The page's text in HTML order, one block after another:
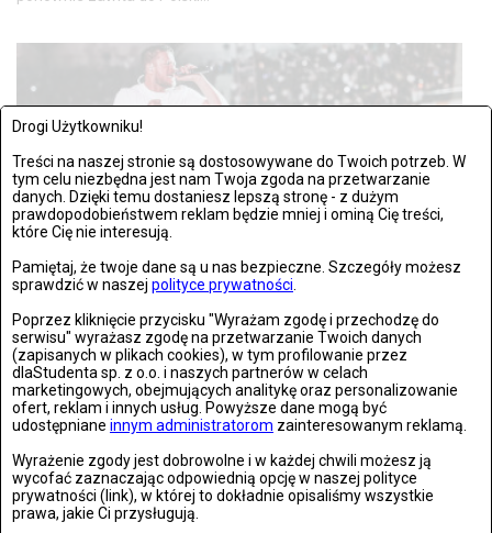
Drogi Użytkowniku!
Treści na naszej stronie są dostosowywane do Twoich potrzeb. W
tym celu niezbędna jest nam Twoja zgoda na przetwarzanie
danych. Dzięki temu dostaniesz lepszą stronę - z dużym
prawdopodobieństwem reklam będzie mniej i ominą Cię treści,
które Cię nie interesują.
Pamiętaj, że twoje dane są u nas bezpieczne. Szczegóły możesz
sprawdzić w naszej polityce prywatności
Poprzez kliknięcie przycisku "Wyrażam zgodę i przechodzę do
serwisu" wyrażasz zgodę na przetwarzanie Twoich danych
(zapisanych w plikach cookies), w tym profilowanie przez
dlaStudenta sp. z o.o. i naszych partnerów w celach
marketingowych, obejmujących analitykę oraz personalizowanie
ofert, reklam i innych usług. Powyższe dane mogą być
udostępniane innym administratorom zainteresowanym reklamą.
Wyrażenie zgody jest dobrowolne i w każdej chwili możesz ją
wycofać zaznaczając odpowiednią opcję w naszej polityce
prywatności (link), w której to dokładnie opisaliśmy wszystkie
prawa, jakie Ci przysługują.
MUZYKA
PIĄTEK, 13 WRZEŚNIA 2024, 16:08
Imagine Dragons ogłaszają dodatkowy koncert w Warszawie
[WIDEO]
Z powodu ogromnego zainteresowania fanów, Imagine Dragons
ogłosili dodatkową datę...